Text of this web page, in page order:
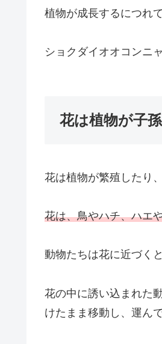
植物が成長するにつれ
ショクダイオオコンニ
花は植物が子
花は植物が繁殖したり
花は、鳥やハチ、ハエ
動物たちは花に近づく
花の中に誘い込まれた動
けたまま移動し、運ん